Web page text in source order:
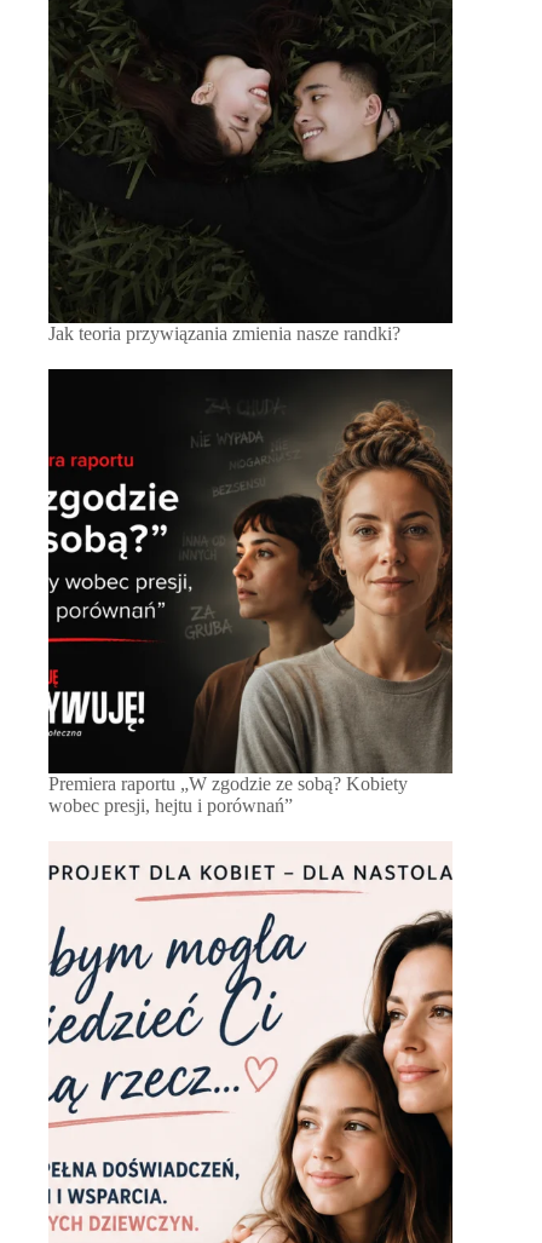
Jak teoria przywiązania zmienia nasze randki?
Premiera raportu „W zgodzie ze sobą? Kobiety
wobec presji, hejtu i porównań”